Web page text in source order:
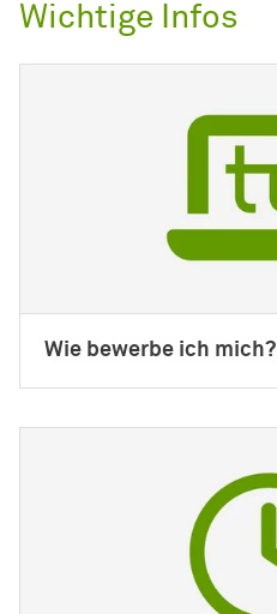
Wichtige Infos
Wie bewerbe ich mich?